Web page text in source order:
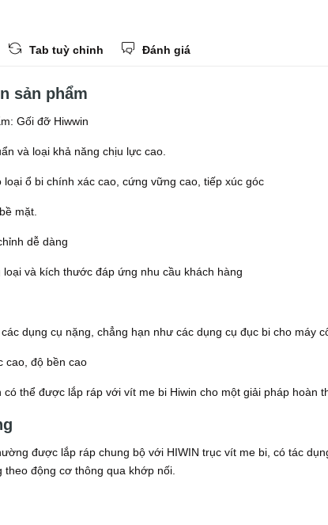
Tab tuỳ chỉnh Đánh giá
sản phẩm
Gối đỡ Hiwwin
và loại khả năng chịu lực cao.
loại ổ bi chính xác cao, cứng vững cao, tiếp xúc góc
mặt.
dễ dàng
loại và kích thước đáp ứng nhu cầu khách hàng
dụng cụ nặng, chẳng hạn như các dụng cụ đục bi cho máy
cao, độ bền cao
có thể được lắp ráp với vít me bi Hiwin cho một giải pháp hoàn
được lắp ráp chung bộ với HIWIN trục vít me bi, có tác
theo động cơ thông qua khớp nối.